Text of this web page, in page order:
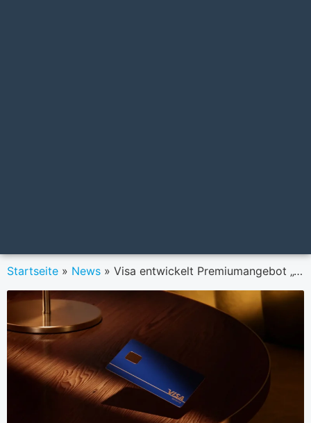
Startseite » News » Visa entwickelt Premiumangebot „Visa Infinite“ weiter